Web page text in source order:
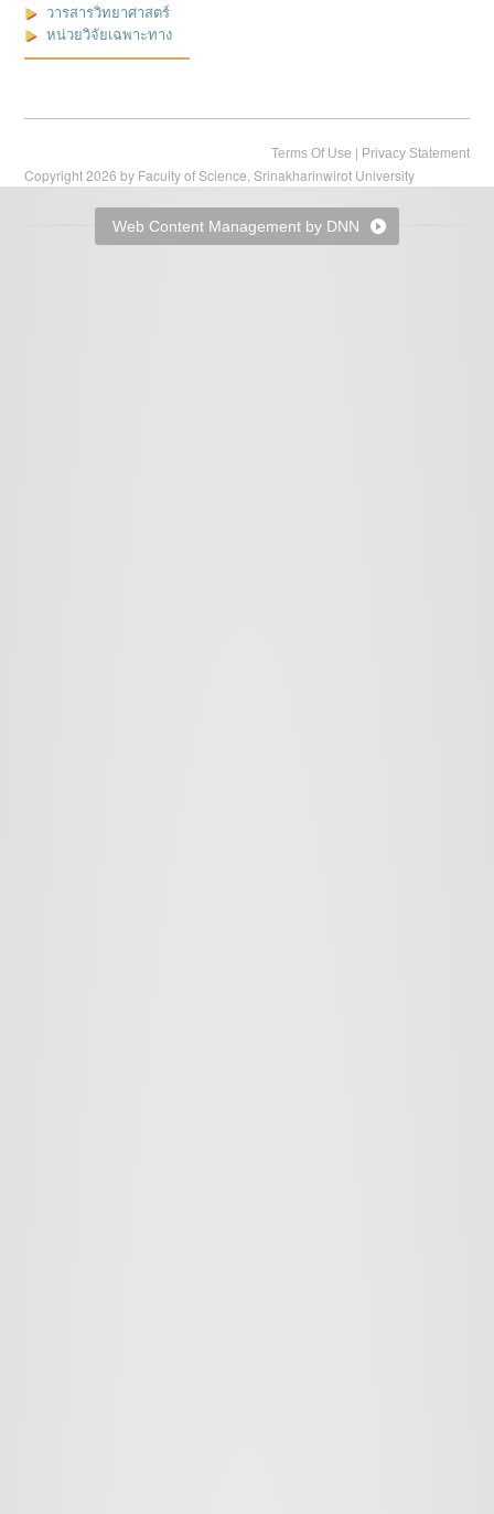
วารสารวิทยาศาสตร์
หน่วยวิจัยเฉพาะทาง
Terms Of Use | Privacy Statement
Copyright 2026 by Faculty of Science, Srinakharinwirot University
Web Content Management by DNN